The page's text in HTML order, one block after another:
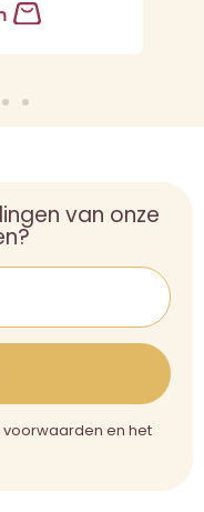
van onze
en het